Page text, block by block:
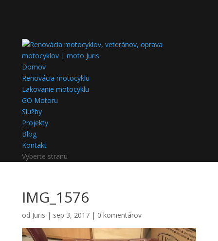
Domov
Renovácia motocyklu
Lakovanie motocyklu
GO Motoru
Služby
Projekty
Blog
Kontakt
Vyberte stranu
IMG_1576
od Juris | sep 3, 2017| 0 komentárov